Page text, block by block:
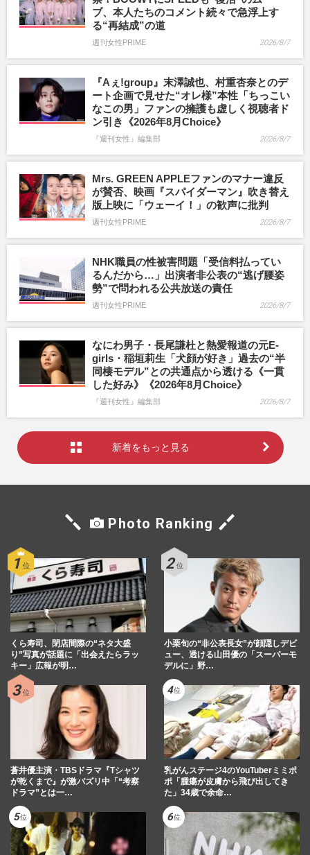
ブ、本人たちのコメント続々で急浮上す
る“再結成”の道
週刊女性PRIME 2026/8/7
『Aぇ!group』末澤誠也、村重杏奈とのデ
ート企画で見せた“オレ様”本性「ちっこい
なこの男」ファンの擁護も虚しく視聴者ド
ン引き《2026年8月Choice》
『週刊女性』編集部 2026/8/7
Mrs. GREEN APPLEファンのマナー違反
が賛否、映画『スパイダーマン』吹き替え
版上映に「ウェーイ！」の歓声に批判
週刊女性PRIME 2026/8/7
NHK職員の性被害問題「受信料払ってい
るんだから…」出演者非公表の“逃げ腰姿
勢”で問われる公共放送の責任
週刊女性PRIME 2026/8/7
なにわ男子・長尾謙杜と熱愛報道の元E-
girls・稲垣莉生「犬顔が好き」過去の“半
同棲モデル”との共通点から透ける《一貫
した好み》《2026年8月Choice》
『週刊女性』編集部 2026/8/7
新着をもっと見る
Photo Ranking
くら寿司、閉店間際の“ネタ大盛
り”写真が話題に「出会えたらラッ
キー」広報が明…
小栗旬の“非公表長女”が顔隠しデビ
ュー、透ける山田優の「スーパーモ
デルに」野…
蒼井優主演・TBSドラマ『Tシャツ
が乾くまで』が激バズリ中「“考察
ドラマ”とは一…
乳がんステージ4のYouTuberミミポ
ポ「腫瘍が皮膚から飛び出してき
た」34歳で余命…